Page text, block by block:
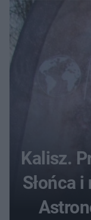
Kalisz.
Słońca